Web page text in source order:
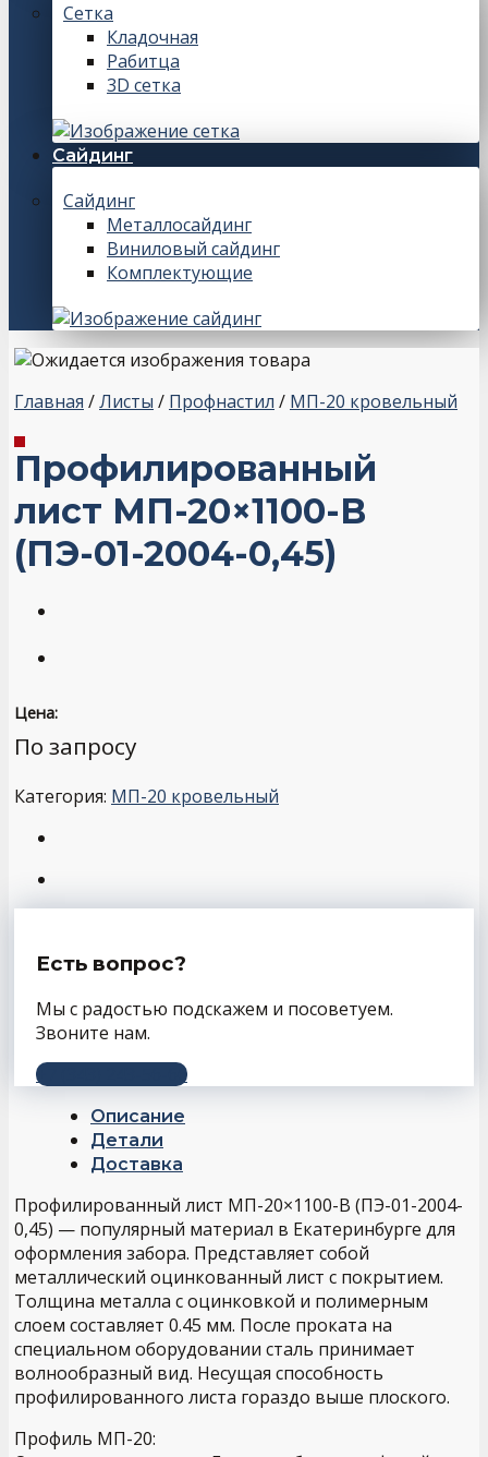
Сетка
Кладочная
Рабитца
3D сетка
Сайдинг
Сайдинг
Металлосайдинг
Виниловый сайдинг
Комплектующие
Главная /Листы / Профнастил / МП-20 кровельный
Профилированный
лист МП-20×1100-B
(ПЭ-01-2004-0,45)
Цена:
По запросу
Категория: МП-20 кровельный
Есть вопрос?
Мы с радостью подскажем и посоветуем.
Звоните нам.
+7 (343) 243-56-66
Описание
Детали
Доставка
Профилированный лист МП-20×1100-B (ПЭ-01-2004-
0,45) — популярный материал в Екатеринбурге для
оформления забора. Представляет собой
металлический оцинкованный лист с покрытием.
Толщина металла с оцинковкой и полимерным
слоем составляет 0.45 мм. После проката на
специальном оборудовании сталь принимает
волнообразный вид. Несущая способность
профилированного листа гораздо выше плоского.
Профиль МП-20: